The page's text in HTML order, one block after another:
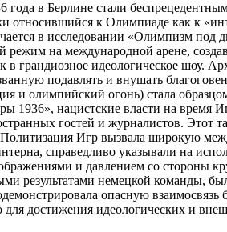
в Берлине стали
относившийся к Олимпиаде как к
в исследовании «Олимпизм
режим на международной арене,
грандиозное идеологическое шоу.
подавлять и внушать
и олимпийский огонь) стала
1936», нацистские власти на время
гостей и журналистов.
Игр вызвала широкую
справедливо указывали на
и давлением со стороны
результатами немецкой команды,
опасную
достижения идеологических и